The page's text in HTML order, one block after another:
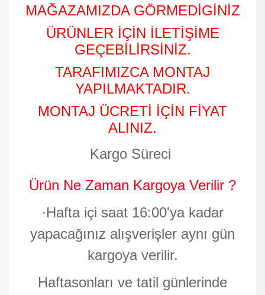
MAĞAZAMIZDA GÖRMEDİGİNİZ
ÜRÜNLER İÇİN İLETİŞİME
GEÇEBİLİRSİNİZ.
TARAFIMIZCA MONTAJ
YAPILMAKTADIR.
MONTAJ ÜCRETİ İÇİN FİYAT
ALINIZ.
Kargo Süreci
Ürün Ne Zaman Kargoya Verilir ?
·Hafta içi saat 16:00'ya kadar
yapacağınız alışverişler aynı gün
kargoya verilir.
Haftasonları ve tatil günlerinde